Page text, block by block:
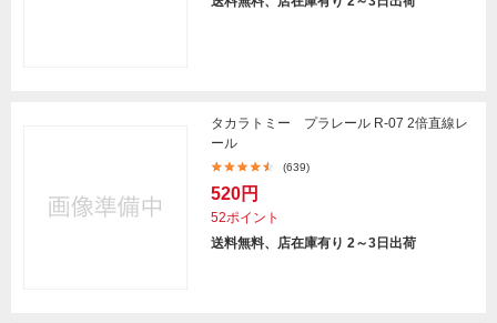
タカラトミー プラレール R-07 2倍直線レ
ール
(639)
520円
52ポイント
送料無料、店在庫有り 2～3日出荷